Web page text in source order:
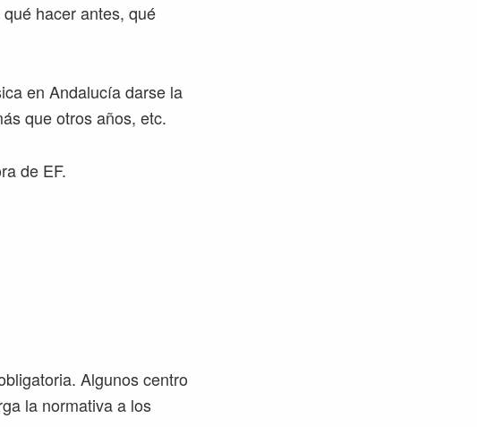
hacer antes, qué
en Andalucía darse la
que otros años, etc.
de EF.
Algunos centro
la normativa a los